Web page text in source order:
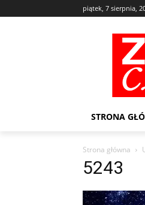
piątek, 7 sierpnia,
STRONA
Strona główna
5243